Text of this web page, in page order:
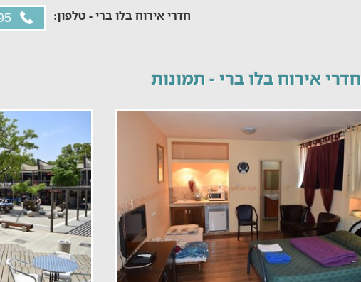
חדרי אירוח בלו ברי - טלפון:
חדרי אירוח בלו ברי - תמונות